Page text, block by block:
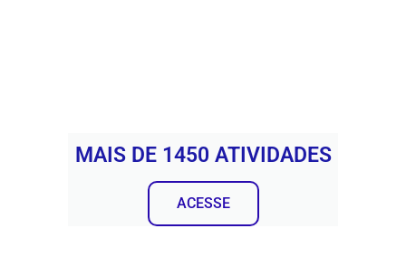
MAIS DE 1450 ATIVIDADES
ACESSE